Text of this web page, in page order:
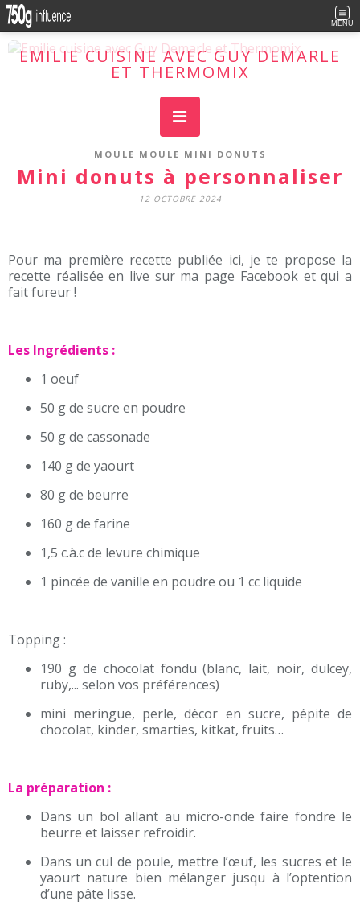
MENU
EMILIE CUISINE AVEC GUY DEMARLE
ET THERMOMIX
Cuisine facile, plaisir maxi !
MOULE MOULE MINI DONUTS
Mini donuts à personnaliser
12 OCTOBRE 2024
Pour ma première recette publiée ici, je te propose la
recette réalisée en live sur ma page Facebook et qui a
fait fureur !
Les Ingrédients :
1 oeuf
50 g de sucre en poudre
50 g de cassonade
140 g de yaourt
80 g de beurre
160 g de farine
1,5 c.à.c de levure chimique
1 pincée de vanille en poudre ou 1 cc liquide
Topping :
190 g de chocolat fondu (blanc, lait, noir, dulcey,
ruby,... selon vos préférences)
mini meringue, perle, décor en sucre, pépite de
chocolat, kinder, smarties, kitkat, fruits…
La préparation :
Dans un bol allant au micro-onde faire fondre le
beurre et laisser refroidir.
Dans un cul de poule, mettre l’œuf, les sucres et le
yaourt nature bien mélanger jusqu à l’optention
d’une pâte lisse.